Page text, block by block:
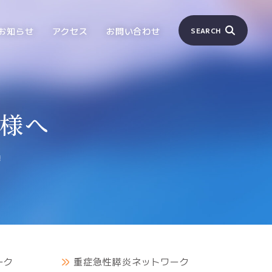
知らせ アクセス お問い合わせ SEARCH
へ
ク
重症急性膵炎ネットワーク